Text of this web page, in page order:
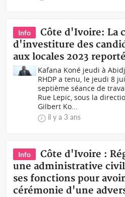
Info
Côte d'Ivoire: La
d'investiture des
aux locales 2023
Kafana Koné jeudi à
RHDP a tenu, le jeudi 8
septième séance de
Rue Lepic, sous la
Gilbert Ko...
il y a 3 ans
Info
Côte d'Ivoire :
une administrative
ses fonctions pour
cérémonie d'une